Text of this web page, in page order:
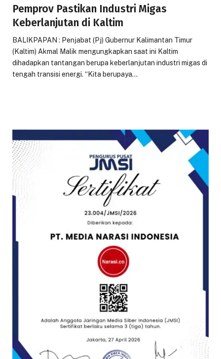
Pemprov Pastikan Industri Migas
Keberlanjutan di Kaltim
BALIKPAPAN : Penjabat (Pj) Gubernur Kalimantan Timur
(Kaltim) Akmal Malik mengungkapkan saat ini Kaltim
dihadapkan tantangan berupa keberlanjutan industri migas di
tengah transisi energi. “Kita berupaya…